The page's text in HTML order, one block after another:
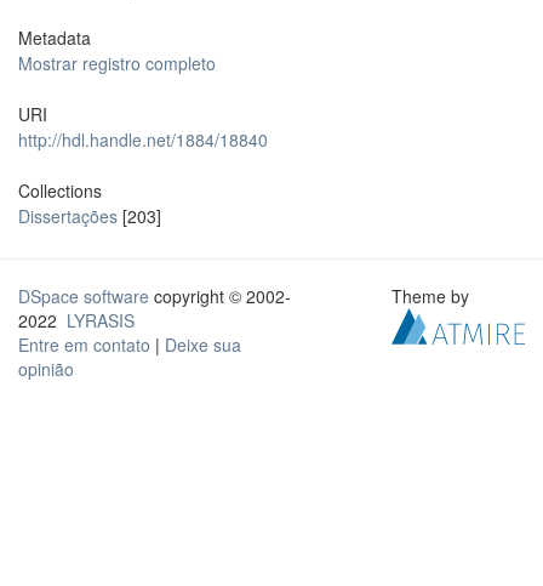
Metadata
Mostrar registro completo
URI
http://hdl.handle.net/1884/18840
Collections
Dissertações [203]
DSpace software copyright © 2002-
2022 LYRASIS
Entre em contato | Deixe sua
opinião
Theme by